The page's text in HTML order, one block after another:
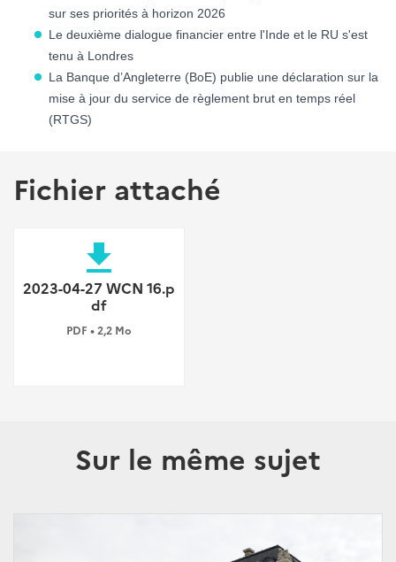
sur ses priorités à horizon 2026
Le deuxième dialogue financier entre l'Inde et le RU s'est
tenu à Londres
La Banque d’Angleterre (BoE) publie une déclaration sur la
mise à jour du service de règlement brut en temps réel
(RTGS)
Fichier attaché
file_download
2023-04-27 WCN 16.p
df
PDF • 2,2 Mo
Sur le même sujet